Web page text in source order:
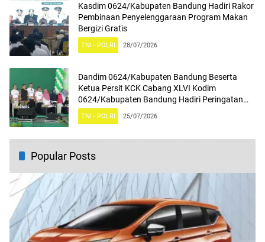
Kasdim 0624/Kabupaten Bandung Hadiri Rakor
Pembinaan Penyelenggaraan Program Makan
Bergizi Gratis
TNI - POLRI 28/07/2026
Dandim 0624/Kabupaten Bandung Beserta
Ketua Persit KCK Cabang XLVI Kodim
0624/Kabupaten Bandung Hadiri Peringatan
Hari Anak Nasional ke-42 dan Peringatan Hari
Kesatuan Gerakan PKK Ke-54 Tahun 2026
TNI - POLRI 25/07/2026
Popular Posts